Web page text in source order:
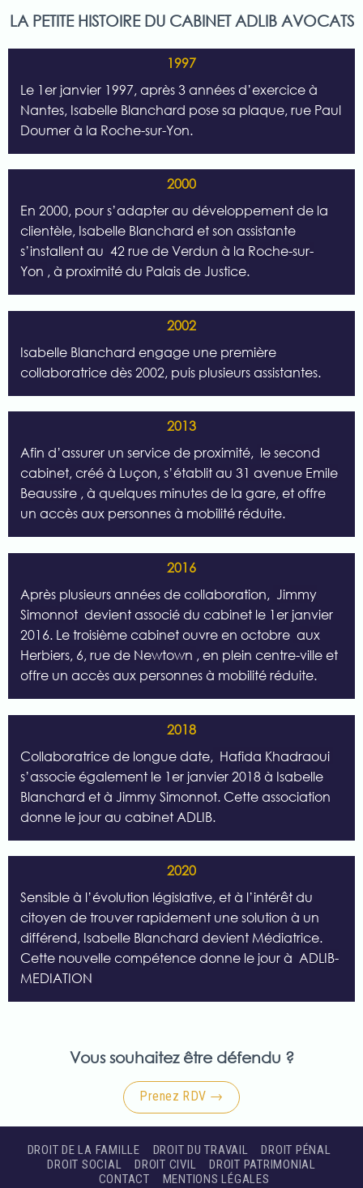
LA PETITE HISTOIRE DU CABINET ADLIB AVOCATS
1997
Le 1er janvier 1997, après 3 années d’exercice à
Nantes, Isabelle Blanchard pose sa plaque, rue Paul
Doumer à la Roche-sur-Yon.
2000
En 2000, pour s’adapter au développement de la
clientèle, Isabelle Blanchard et son assistante
s’installent au 42 rue de Verdun à la Roche-sur-
Yon , à proximité du Palais de Justice.
2002
Isabelle Blanchard engage une première
collaboratrice dès 2002, puis plusieurs assistantes.
2013
Afin d’assurer un service de proximité, le second
cabinet, créé à Luçon, s’établit au 31 avenue Emile
Beaussire , à quelques minutes de la gare, et offre
un accès aux personnes à mobilité réduite.
2016
Après plusieurs années de collaboration, Jimmy
Simonnot devient associé du cabinet le 1er janvier
2016. Le troisième cabinet ouvre en octobre aux
Herbiers, 6, rue de Newtown , en plein centre-ville et
offre un accès aux personnes à mobilité réduite.
2018
Collaboratrice de longue date, Hafida Khadraoui
s’associe également le 1er janvier 2018 à Isabelle
Blanchard et à Jimmy Simonnot. Cette association
donne le jour au cabinet ADLIB.
2020
Sensible à l’évolution législative, et à l’intérêt du
citoyen de trouver rapidement une solution à un
différend, Isabelle Blanchard devient Médiatrice.
Cette nouvelle compétence donne le jour à ADLIB-
MEDIATION
Vous souhaitez être défendu ?
Prenez RDV →
DROIT DE LA FAMILLE DROIT DU TRAVAIL
DROIT PÉNAL
DROIT SOCIAL
DROIT CIVIL
DROIT PATRIMONIAL
CONTACT
MENTIONS LÉGALES